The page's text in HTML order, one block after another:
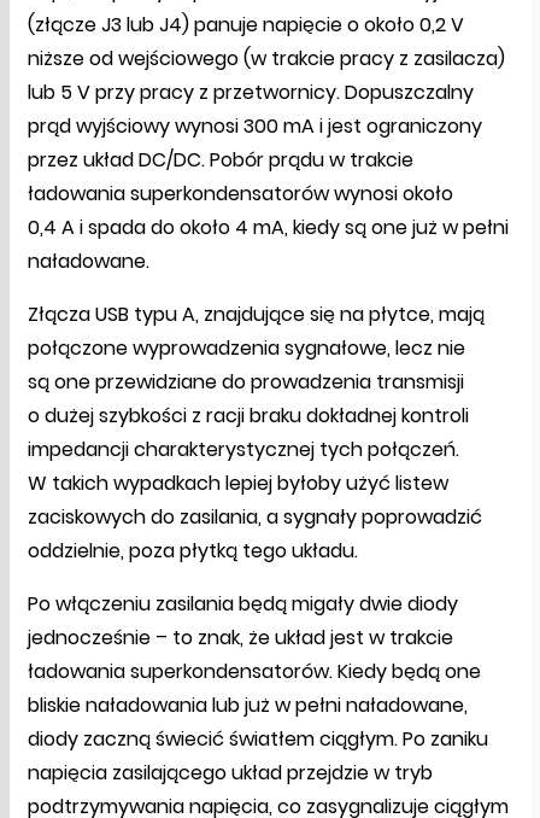
(złącze J3 lub J4) panuje napięcie o około 0,2 V
niższe od wejściowego (w trakcie pracy z zasilacza)
lub 5 V przy pracy z przetwornicy. Dopuszczalny
prąd wyjściowy wynosi 300 mA i jest ograniczony
przez układ DC/DC. Pobór prądu w trakcie
ładowania superkondensatorów wynosi około
0,4 A i spada do około 4 mA, kiedy są one już w pełni
naładowane.
Złącza USB typu A, znajdujące się na płytce, mają
połączone wyprowadzenia sygnałowe, lecz nie
są one przewidziane do prowadzenia transmisji
o dużej szybkości z racji braku dokładnej kontroli
impedancji charakterystycznej tych połączeń.
W takich wypadkach lepiej byłoby użyć listew
zaciskowych do zasilania, a sygnały poprowadzić
oddzielnie, poza płytką tego układu.
Po włączeniu zasilania będą migały dwie diody
jednocześnie – to znak, że układ jest w trakcie
ładowania superkondensatorów. Kiedy będą one
bliskie naładowania lub już w pełni naładowane,
diody zaczną świecić światłem ciągłym. Po zaniku
napięcia zasilającego układ przejdzie w tryb
podtrzymywania napięcia, co zasygnalizuje ciągłym